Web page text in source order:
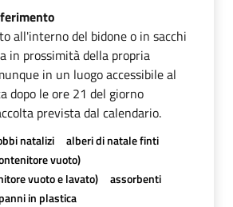
all'interno del bidone o in sacchi
in prossimità della propria
in un luogo accessibile al
dopo le ore 21 del giorno
prevista dal calendario.
natalizi
alberi di natale finti
vuoto)
vuoto e lavato)
assorbenti
in plastica